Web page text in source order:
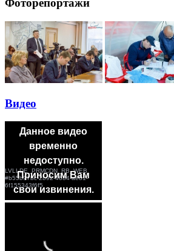
Фоторепортажи
Видео